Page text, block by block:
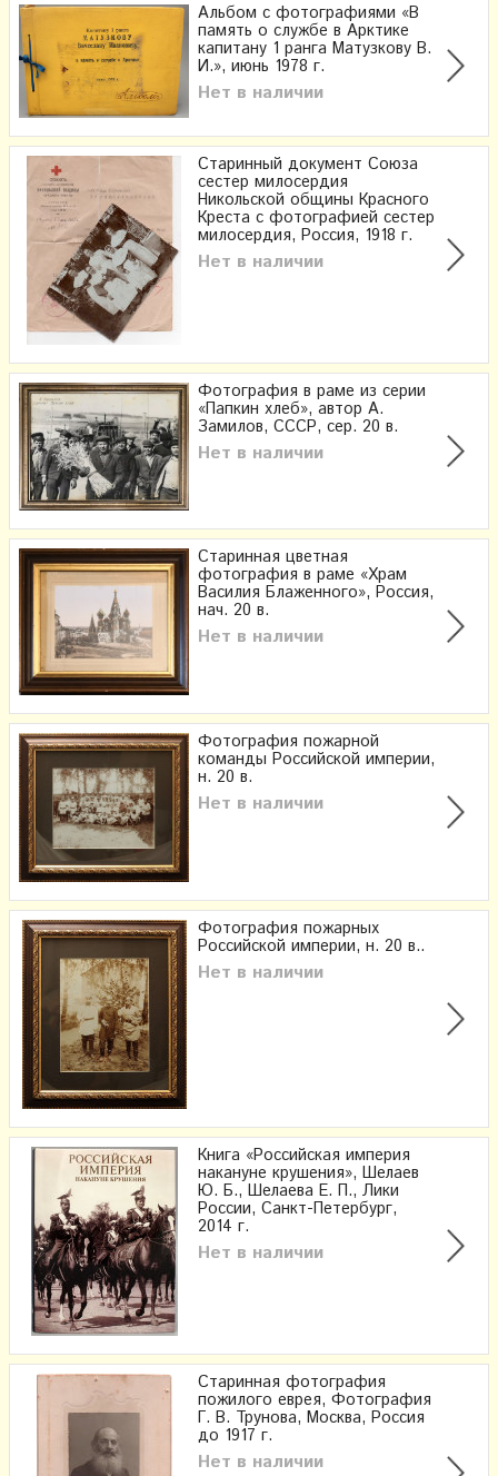
Альбом с фотографиями «В
память о службе в Арктике
капитану 1 ранга Матузкову В.
И.», июнь 1978 г.
Нет в наличии
Старинный документ Союза
сестер милосердия
Никольской общины Красного
Креста с фотографией сестер
милосердия, Россия, 1918 г.
Нет в наличии
Фотография в раме из серии
«Папкин хлеб», автор А.
Замилов, СССР, сер. 20 в.
Нет в наличии
Старинная цветная
фотография в раме «Храм
Василия Блаженного», Россия,
нач. 20 в.
Нет в наличии
Фотография пожарной
команды Российской империи,
н. 20 в.
Нет в наличии
Фотография пожарных
Российской империи, н. 20 в..
Нет в наличии
Книга «Российская империя
накануне крушения», Шелаев
Ю. Б., Шелаева Е. П., Лики
России, Санкт-Петербург,
2014 г.
Нет в наличии
Старинная фотография
пожилого еврея, Фотография
Г. В. Трунова, Москва, Россия
до 1917 г.
Нет в наличии